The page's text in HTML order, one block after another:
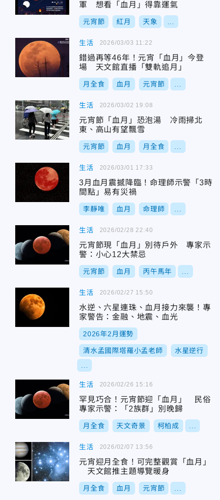
軍 想看「血月」得靠運氣
元宵節 紅月 天象
生活
錯過再等46年！元宵「血月」今登
場 天文館直播「雙軌追月」
月全食 血月 元宵節
2026/03/03 11:22
生活
元宵節「血月」恐泡湯 冷雨掃北
東、高山有望飄雪
元宵節 血月 月全食
2026/03/02 19:08
生活
3月血月震撼降臨！命理師示警「3時
間點」易有災禍
李靜唯 血月 命理師
2026/03/01 17:33
生活
元宵節現「血月」別待戶外 專家示
警：小心12大禁忌
元宵節 血月 丙午馬年
2026/02/28 22:40
生活
水逆、六星連珠、血月接力來襲！專
家警告：金融、地震、血光
2026年2月運勢
清水孟國際塔羅小孟老師 水星逆行
2026/02/27 15:50
生活
罕見巧合！元宵節迎「血月」 民俗
專家示警：「2族群」別晚歸
月全食 天文奇景 柯柏成
2026/02/26 15:16
生活
元宵迎月全食！可完整觀賞「血月」
天文館推主題導覽暖身
月全食 血月 元宵節
2026/02/07 13:56